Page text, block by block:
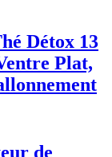
Détox 13
Plat,
de